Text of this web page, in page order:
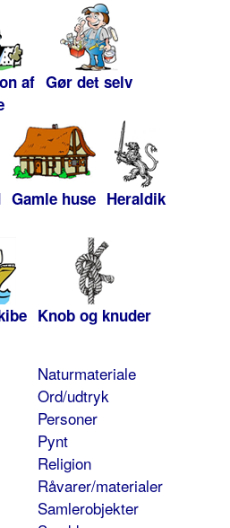
af Gør det selv
Gamle huse Heraldik
Knob og knuder
Naturmateriale
Ord/udtryk
Personer
Pynt
Religion
Råvarer/materialer
Samlerobjekter